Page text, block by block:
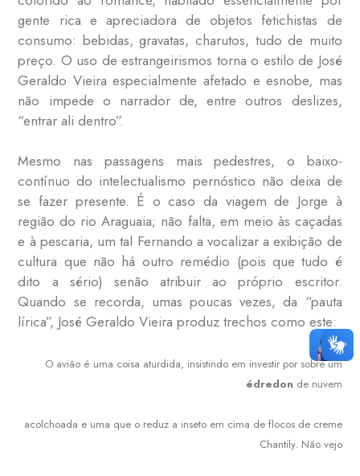
gente rica e apreciadora de objetos fetichistas de
consumo: bebidas, gravatas, charutos, tudo de muito
preço. O uso de estrangeirismos torna o estilo de José
Geraldo Vieira especialmente afetado e esnobe, mas
não impede o narrador de, entre outros deslizes,
“entrar ali dentro”.
Mesmo nas passagens mais pedestres, o baixo-
contínuo do intelectualismo pernóstico não deixa de
se fazer presente. É o caso da viagem de Jorge à
região do rio Araguaia; não falta, em meio às caçadas
e à pescaria, um tal Fernando a vocalizar a exibição de
cultura que não há outro remédio (pois que tudo é
dito a sério) senão atribuir ao próprio escritor.
Quando se recorda, umas poucas vezes, da “pauta
lírica”, José Geraldo Vieira produz trechos como este:
O avião é uma coisa aturdida, insistindo em investir por sobre um
édredon de nuvem
acolchoada e uma que o reduz a inseto em cima de flocos de creme
Chantily. Não vejo